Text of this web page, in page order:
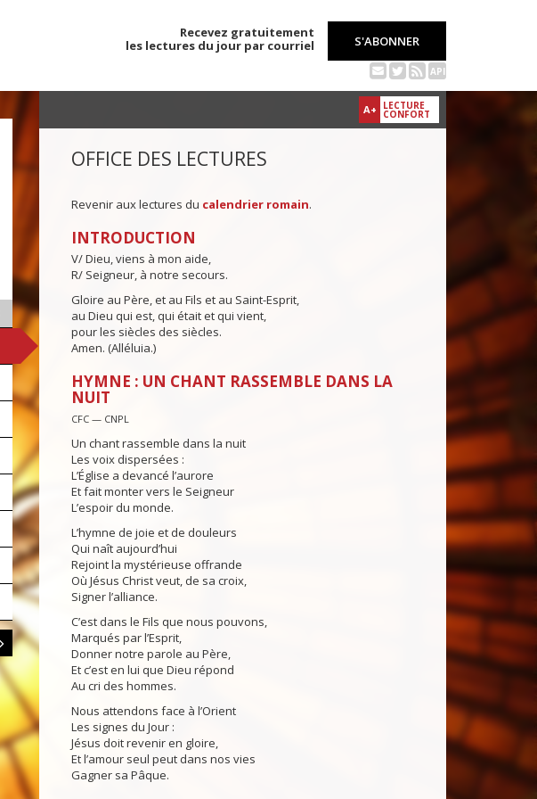
Recevez gratuitement
les lectures du jour par courriel
S'ABONNER
API
A+ LECTURE
CONFORT
OFFICE DES LECTURES
Revenir aux lectures du calendrier romain.
INTRODUCTION
V/ Dieu, viens à mon aide,
R/ Seigneur, à notre secours.
Gloire au Père, et au Fils et au Saint-Esprit,
au Dieu qui est, qui était et qui vient,
pour les siècles des siècles.
Amen. (Alléluia.)
HYMNE : UN CHANT RASSEMBLE DANS LA
NUIT
CFC — CNPL
Un chant rassemble dans la nuit
Les voix dispersées :
L’Église a devancé l’aurore
Et fait monter vers le Seigneur
L’espoir du monde.
L’hymne de joie et de douleurs
Qui naît aujourd’hui
Rejoint la mystérieuse offrande
Où Jésus Christ veut, de sa croix,
Signer l’alliance.
C’est dans le Fils que nous pouvons,
Marqués par l’Esprit,
Donner notre parole au Père,
Et c’est en lui que Dieu répond
Au cri des hommes.
Nous attendons face à l’Orient
Les signes du Jour :
Jésus doit revenir en gloire,
Et l’amour seul peut dans nos vies
Gagner sa Pâque.